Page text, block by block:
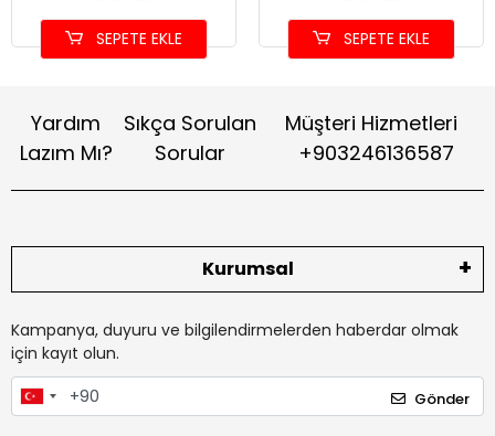
SEPETE EKLE SEPETE EKLE
Yardım
Lazım Mı?
Sıkça Sorulan
Sorular
Müşteri Hizmetleri
+903246136587
Kurumsal
Kampanya, duyuru ve bilgilendirmelerden haberdar olmak
için kayıt olun.
Gönder